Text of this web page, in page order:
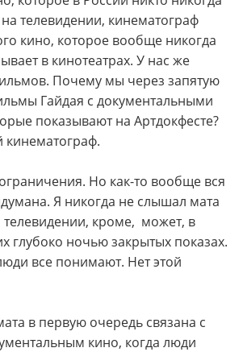
телевидении, кинематограф
кино, которое вообще никогда
в кинотеатрах. У нас же
Почему мы через запятую
Гайдая с документальными
показывают на Артдокфесте?
кинематограф.
Но как-то вообще вся
Я никогда не слышал мата
телевидении, кроме, может, в
глубоко ночью закрытых показах.
все понимают. Нет этой
в первую очередь связана с
кино, когда люди